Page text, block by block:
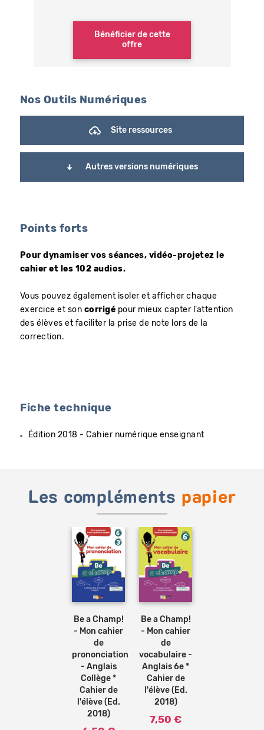
Bénéficier de cette
offre
Nos Outils Numériques
Site ressources
Autres versions numériques
Points forts
Pour dynamiser vos séances, vidéo-projetez le
cahier et les 102 audios.
Vous pouvez également isoler et afficher chaque
exercice et son corrigé pour mieux capter l’attention
des élèves et faciliter la prise de note lors de la
correction.
Fiche technique
Édition 2018 - Cahier numérique enseignant
Les compléments papier
Ajouter
au
Be a Champ!
- Mon cahier
de
prononciation
- Anglais
Collège *
Cahier de
l'élève (Ed.
2018)
Ajouter
au
Be a Champ!
- Mon cahier
de
vocabulaire -
Anglais 6e *
Cahier de
l'élève (Ed.
2018)
7,50 €